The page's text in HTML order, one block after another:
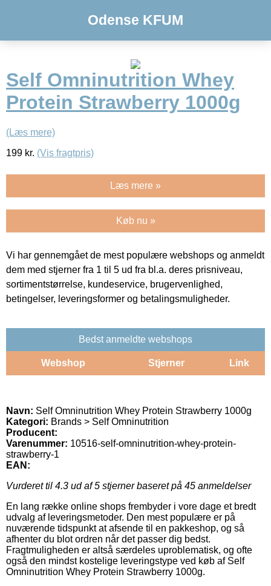
Odense KFUM
Self Omninutrition Whey
Protein Strawberry 1000g
(Læs mere)
199 kr. (Vis fragtpris)
Læs mere »
Køb nu »
Vi har gennemgået de mest populære webshops og anmeldt
dem med stjerner fra 1 til 5 ud fra bl.a. deres prisniveau,
sortimentstørrelse, kundeservice, brugervenlighed,
betingelser, leveringsformer og betalingsmuligheder.
Bedst anmeldte webshops
Webshop Stjerner Link
Navn: Self Omninutrition Whey Protein Strawberry 1000g
Kategori: Brands > Self Omninutrition
Producent:
Varenummer: 10516-self-omninutrition-whey-protein-
strawberry-1
EAN:
Vurderet til 4.3 ud af 5 stjerner baseret på 45 anmeldelser
En lang række online shops frembyder i vore dage et bredt
udvalg af leveringsmetoder. Den mest populære er på
nuværende tidspunkt at afsende til en pakkeshop, og så
afhenter du blot ordren når det passer dig bedst.
Fragtmuligheden er altså særdeles uproblematisk, og ofte
også den mindst kostelige leveringstype ved køb af Self
Omninutrition Whey Protein Strawberry 1000g.